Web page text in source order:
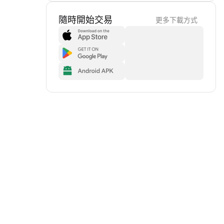
隨時開始交易 更多下載方式